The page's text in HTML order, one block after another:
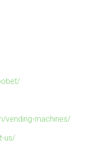
vending-machines/
us/